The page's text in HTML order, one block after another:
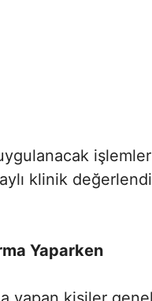
klinik
Yaparken